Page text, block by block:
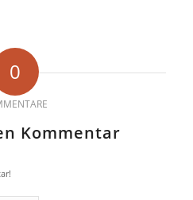
0
Kommentar